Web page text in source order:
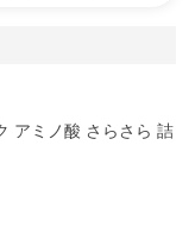
アミノ酸 さらさら 詰